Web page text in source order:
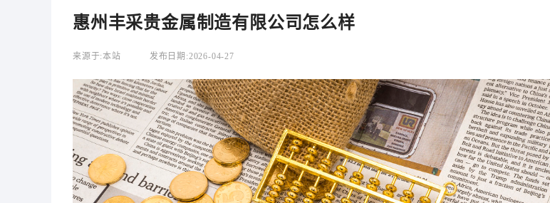
惠州丰采贵金属制造有限公司怎么样
来源于:本站 发布日期:2026-04-27